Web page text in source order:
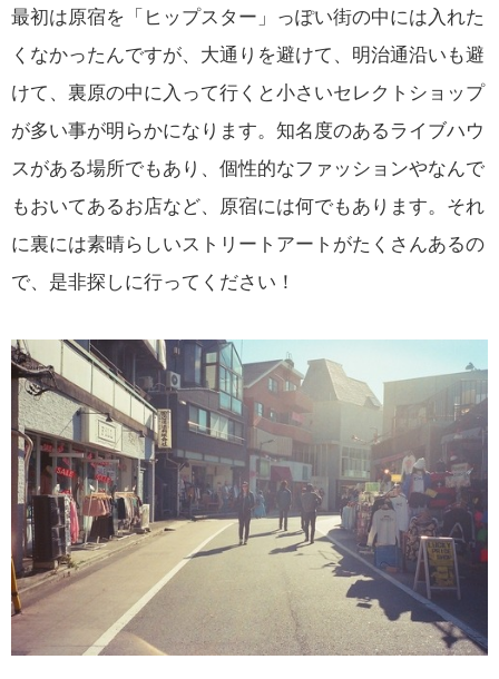
最初は原宿を「ヒップスター」っぽい街の中には入れた
くなかったんですが、大通りを避けて、明治通沿いも避
けて、裏原の中に入って行くと小さいセレクトショップ
が多い事が明らかになります。知名度のあるライブハウ
スがある場所でもあり、個性的なファッションやなんで
もおいてあるお店など、原宿には何でもあります。それ
に裏には素晴らしいストリートアートがたくさんあるの
で、是非探しに行ってください！